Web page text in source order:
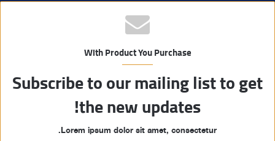
With Product You Purchase
Subscribe to our mailing list to get
the new updates!
Lorem ipsum dolor sit amet, consectetur.